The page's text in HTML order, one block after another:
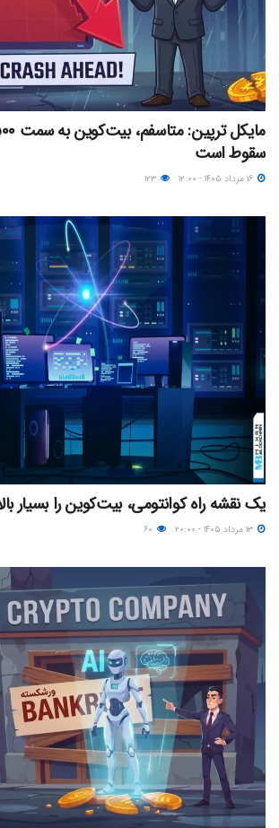
سقوط است
یک نقشه راه کوانتومی، بیت‌کوین را بسیار